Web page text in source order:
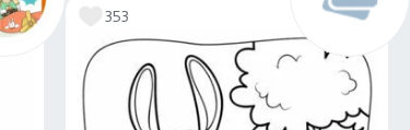
353